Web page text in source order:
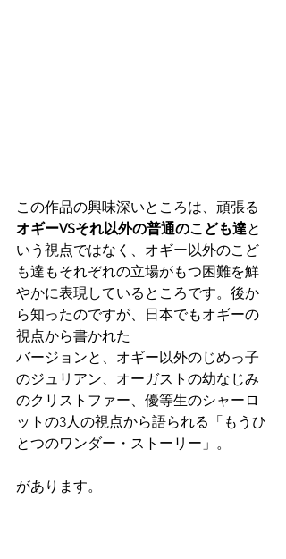
この作品の興味深いところは、頑張る
オギーVSそれ以外の普通のこども達と
いう視点ではなく、オギー以外のこど
も達もそれぞれの立場がもつ困難を鮮
やかに表現しているところです。後か
ら知ったのですが、日本でもオギーの
視点から書かれた
バージョンと、オギー以外のじめっ子
のジュリアン、オーガストの幼なじみ
のクリストファー、優等生のシャーロ
ットの3人の視点から語られる「もうひ
とつのワンダー・ストーリー」。
があります。